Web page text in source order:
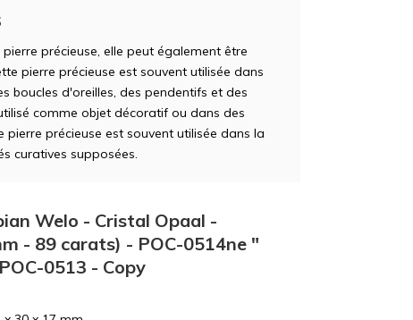
précieuse, elle peut également être
pierre précieuse est souvent utilisée dans
boucles d'oreilles, des pendentifs et des
comme objet décoratif ou dans des
pierre précieuse est souvent utilisée dans la
curatives supposées.
Welo - Cristal Opaal -
- 89 carats) - POC-0514ne "
0513 - Copy